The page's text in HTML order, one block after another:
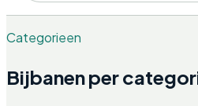
Categorieen
Bijbanen per